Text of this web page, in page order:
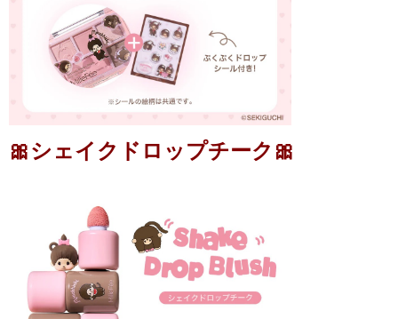
🎀シェイクドロップチーク🎀